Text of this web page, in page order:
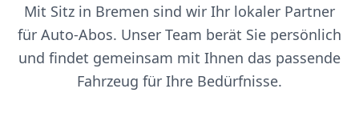
Mit Sitz in Bremen sind wir Ihr lokaler Partner
für Auto-Abos. Unser Team berät Sie persönlich
und findet gemeinsam mit Ihnen das passende
Fahrzeug für Ihre Bedürfnisse.